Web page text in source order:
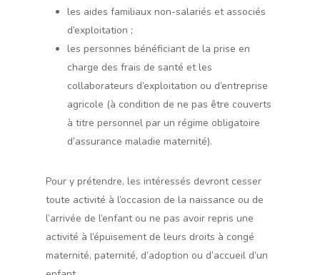
les aides familiaux non-salariés et associés
d’exploitation ;
les personnes bénéficiant de la prise en
charge des frais de santé et les
collaborateurs d’exploitation ou d’entreprise
agricole (à condition de ne pas être couverts
à titre personnel par un régime obligatoire
d’assurance maladie maternité).
Pour y prétendre, les intéressés devront cesser
toute activité à l’occasion de la naissance ou de
l’arrivée de l’enfant ou ne pas avoir repris une
activité à l’épuisement de leurs droits à congé
maternité, paternité, d’adoption ou d’accueil d’un